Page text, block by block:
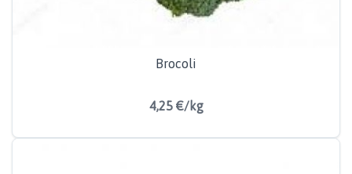
Brocoli
4,25 €/kg